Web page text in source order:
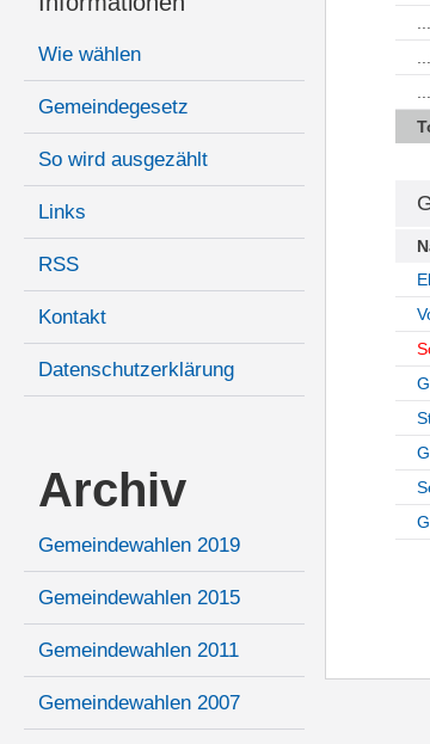
Wie wählen
Gemeindegesetz
So wird ausgezählt
Links
RSS
Kontakt
Datenschutzerklärung
Archiv
Gemeindewahlen 2019
Gemeindewahlen 2015
Gemeindewahlen 2011
Gemeindewahlen 2007